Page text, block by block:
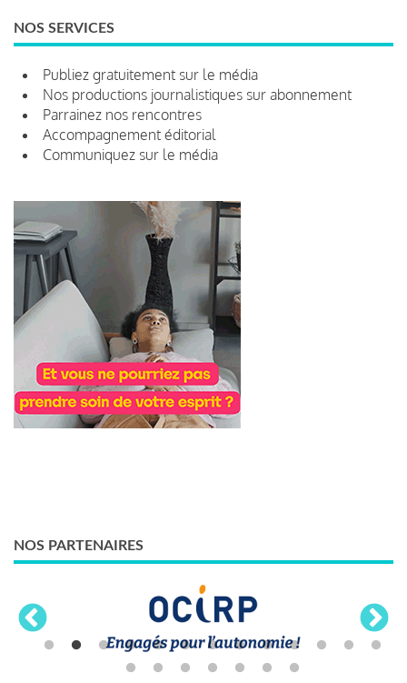
NOS SERVICES
Publiez gratuitement sur le média
Nos productions journalistiques sur abonnement
Parrainez nos rencontres
Accompagnement éditorial
Communiquez sur le média
NOS PARTENAIRES